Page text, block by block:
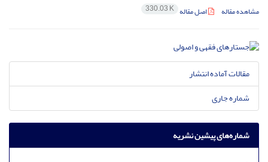
مشاهده مقاله اصل مقاله 330.03 K
مقالات آماده انتشار
شماره جاری
شماره‌های پیشین نشریه